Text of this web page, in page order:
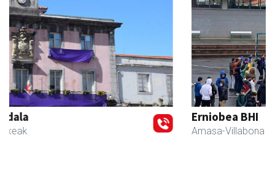
Erniobea BHI
Amasa-Villabona
Previous Next